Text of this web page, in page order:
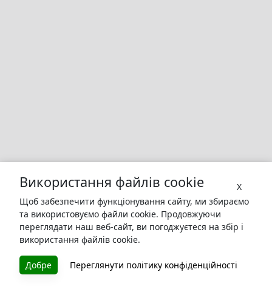
X
Використання файлів cookie
Щоб забезпечити функціонування сайту, ми збираємо
та використовуємо файли cookie. Продовжуючи
переглядати наш веб-сайт, ви погоджуєтеся на збір і
використання файлів cookie.
Добре Переглянути політику конфіденційності
БУКУРУК
Літературна платформа і бібліотека книг, які можна